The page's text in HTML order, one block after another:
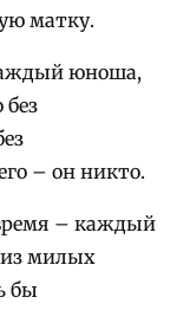
матку.
юноша,
– он никто.
– каждый
из милых
бы